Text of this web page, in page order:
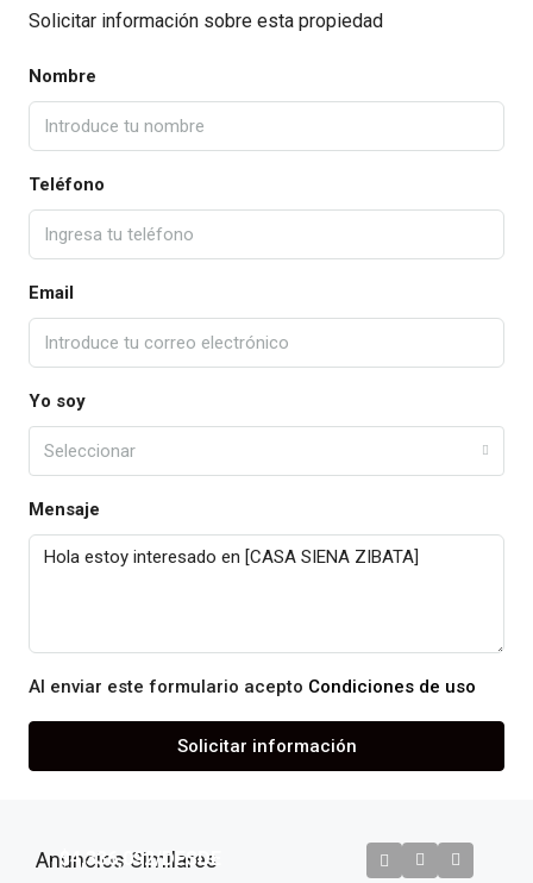
Solicitar información sobre esta propiedad
Nombre
Teléfono
Email
Yo soy
Seleccionar
Mensaje
Al enviar este formulario acepto Condiciones de uso
Solicitar información
Anuncios Similares
$4,336,092/DESDE